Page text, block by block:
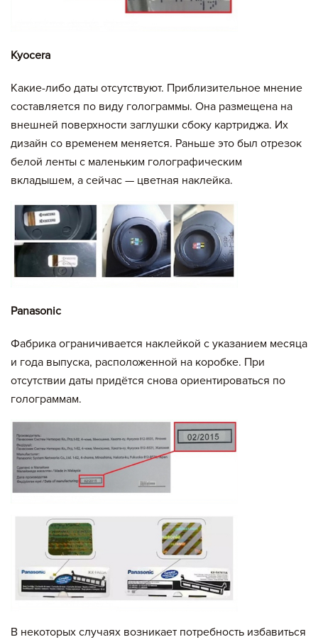
Kyocera
Какие-либо даты отсутствуют. Приблизительное мнение
составляется по виду голограммы. Она размещена на
внешней поверхности заглушки сбоку картриджа. Их
дизайн со временем меняется. Раньше это был отрезок
белой ленты с маленьким голографическим
вкладышем, а сейчас — цветная наклейка.
Panasonic
Фабрика ограничивается наклейкой с указанием месяца
и года выпуска, расположенной на коробке. При
отсутствии даты придётся снова ориентироваться по
голограммам.
В некоторых случаях возникает потребность избавиться
картриджей на сумму:
Сохранить и продолжить работу с прайс-листом